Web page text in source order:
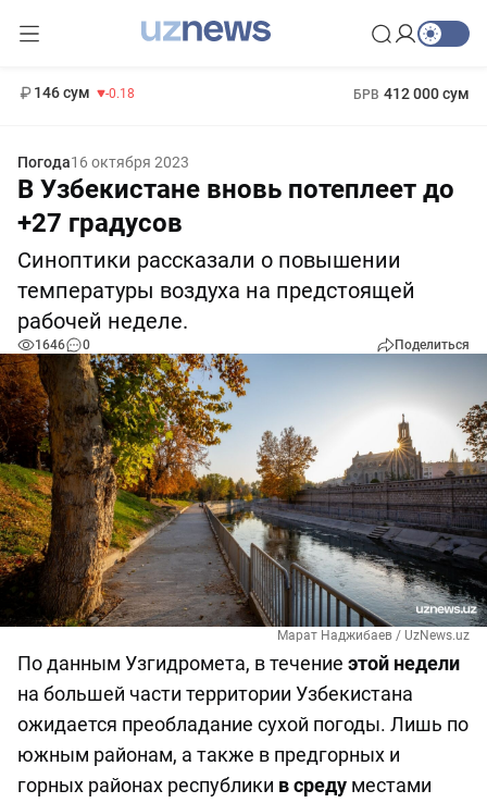
146 сум -0.18 БРВ 412 000 сум
Погода16 октября 2023
В Узбекистане вновь потеплеет до
+27 градусов
Синоптики рассказали о повышении
температуры воздуха на предстоящей
рабочей неделе.
1646 0 Поделиться
Марат Наджибаев / UzNews.uz
По данным Узгидромета, в течение этой недели
на большей части территории Узбекистана
ожидается преобладание сухой погоды. Лишь по
южным районам, а также в предгорных и
горных районах республики в среду местами